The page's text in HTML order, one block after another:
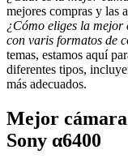
mejores compras y las
¿Cómo eliges la mejor
con varis formatos de
temas, estamos aquí
diferentes tipos,
más adecuados.
Mejor
Sony α6400